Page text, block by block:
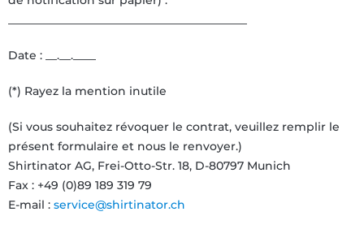
Date : __.__.____
(*) Rayez la mention inutile
(Si vous souhaitez révoquer le contrat, veuillez remplir le
présent formulaire et nous le renvoyer.)
Shirtinator AG, Frei-Otto-Str. 18, D-80797 Munich
Fax : +49 (0)89 189 319 79
E-mail : service@shirtinator.ch